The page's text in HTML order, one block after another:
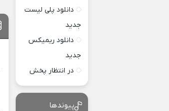
دانلود پلی لیست
جدید
دانلود ریمیکس
جدید
در انتظار پخش
پیوندها